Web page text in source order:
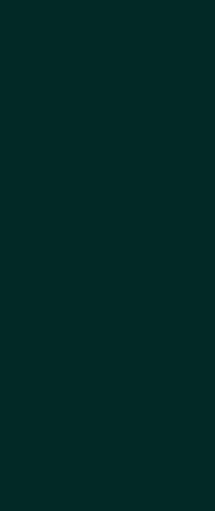
signification
en arabe,
(Dieu). C'est un
musulmanes
interprété
ou simplement
Les noms
dans les
porteurs
du